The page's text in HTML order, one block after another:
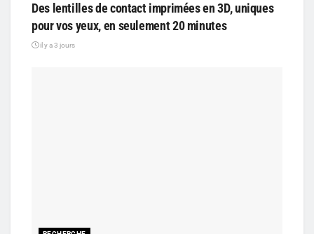
Des lentilles de contact imprimées en 3D, uniques
pour vos yeux, en seulement 20 minutes
il y a 3 jours